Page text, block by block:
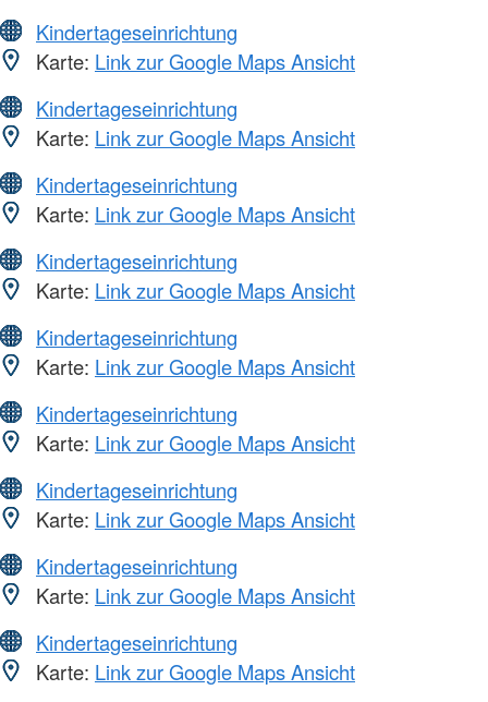
Kindertageseinrichtung
Karte: Link zur Google Maps Ansicht
Kindertageseinrichtung
Karte: Link zur Google Maps Ansicht
Kindertageseinrichtung
Karte: Link zur Google Maps Ansicht
Kindertageseinrichtung
Karte: Link zur Google Maps Ansicht
Kindertageseinrichtung
Karte: Link zur Google Maps Ansicht
Kindertageseinrichtung
Karte: Link zur Google Maps Ansicht
Kindertageseinrichtung
Karte: Link zur Google Maps Ansicht
Kindertageseinrichtung
Karte: Link zur Google Maps Ansicht
Kindertageseinrichtung
Karte: Link zur Google Maps Ansicht